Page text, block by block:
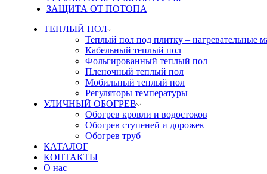
ЗАЩИТА ОТ ПОТОПА
ТЕПЛЫЙ ПОЛ
Теплый пол под плитку – нагревательные
Кабельный теплый пол
Фольгированный теплый пол
Пленочный теплый пол
Мобильный теплый пол
Регуляторы температуры
УЛИЧНЫЙ ОБОГРЕВ
Обогрев кровли и водостоков
Обогрев ступеней и дорожек
Обогрев труб
КАТАЛОГ
КОНТАКТЫ
О нас